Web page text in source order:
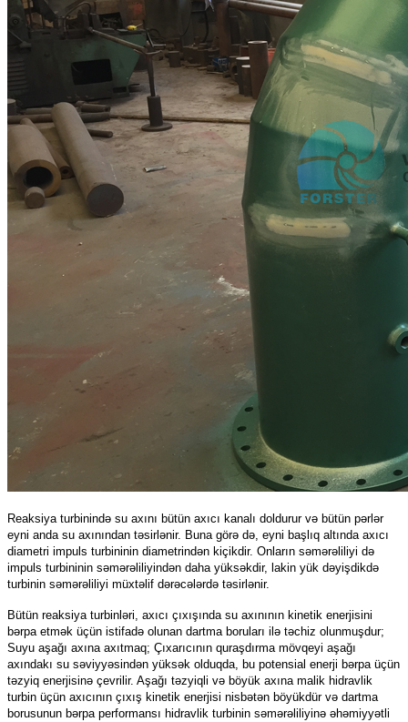
Reaksiya turbinində su axını bütün axıcı kanalı doldurur və bütün pərlər
eyni anda su axınından təsirlənir. Buna görə də, eyni başlıq altında axıcı
diametri impuls turbininin diametrindən kiçikdir. Onların səmərəliliyi də
impuls turbininin səmərəliliyindən daha yüksəkdir, lakin yük dəyişdikdə
turbinin səmərəliliyi müxtəlif dərəcələrdə təsirlənir.
Bütün reaksiya turbinləri, axıcı çıxışında su axınının kinetik enerjisini
bərpa etmək üçün istifadə olunan dartma boruları ilə təchiz olunmuşdur;
Suyu aşağı axına axıtmaq; Çıxarıcının quraşdırma mövqeyi aşağı
axındakı su səviyyəsindən yüksək olduqda, bu potensial enerji bərpa üçün
təzyiq enerjisinə çevrilir. Aşağı təzyiqli və böyük axına malik hidravlik
turbin üçün axıcının çıxış kinetik enerjisi nisbətən böyükdür və dartma
borusunun bərpa performansı hidravlik turbinin səmərəliliyinə əhəmiyyətli